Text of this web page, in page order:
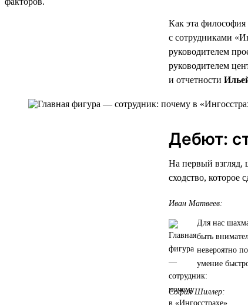
Как эта
с сотрудниками
руководителем
руководителем
и отчетности
Дебют:
На первый взгляд,
сходство, которое
Иван Матвеев:
Для нас
быть
невероятно
умение
София Шиллер: